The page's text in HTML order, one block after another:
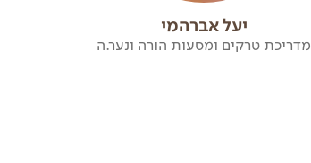
יעל אברהמי
מדריכת טרקים ומסעות הורה ונער.ה